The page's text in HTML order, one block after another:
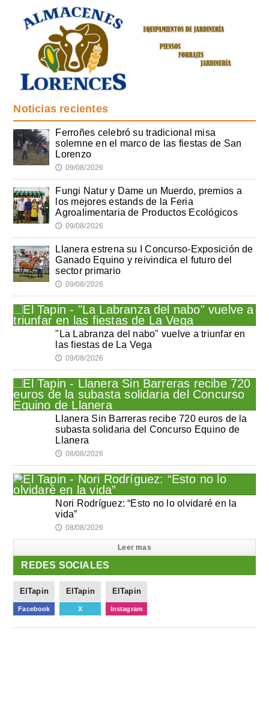
Noticias recientes
Ferroñes celebró su tradicional misa
solemne en el marco de las fiestas de San
Lorenzo
🕔 09/08/2026
Fungi Natur y Dame un Muerdo, premios a
los mejores estands de la Feria
Agroalimentaria de Productos Ecológicos
🕔 09/08/2026
Llanera estrena su I Concurso-Exposición de
Ganado Equino y reivindica el futuro del
sector primario
🕔 09/08/2026
"La Labranza del nabo" vuelve a triunfar en
las fiestas de La Vega
🕔 09/08/2026
Llanera Sin Barreras recibe 720 euros de la
subasta solidaria del Concurso Equino de
Llanera
🕔 08/08/2026
Nori Rodríguez: “Esto no lo olvidaré en la
vida”
🕔 08/08/2026
Leer mas
REDES SOCIALES
ElTapin
Facebook
ElTapin
X
ElTapin
Instagram